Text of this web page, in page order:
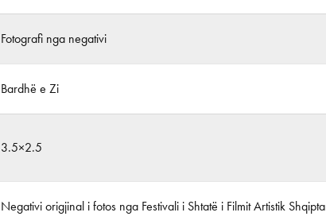
Fotografi nga negativi
Bardhë e Zi
3.5×2.5
Negativi origjinal i fotos nga Festivali i Shtatë i Filmit Artistik